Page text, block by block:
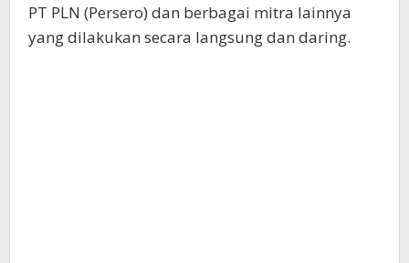
PT PLN (Persero) dan berbagai mitra lainnya
yang dilakukan secara langsung dan daring.